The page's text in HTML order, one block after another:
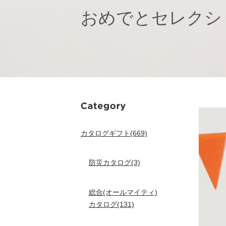
おめでとセレク
カタログギフト(669)
防災カタログ(3)
総合(オールマイティ)
カタログ(131)